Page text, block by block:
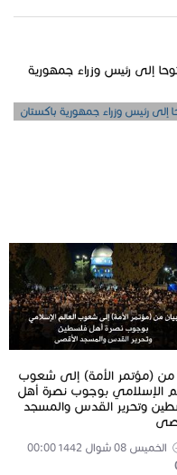
إلى رئيس وزراء جمهورية
من (مؤتمر الأمة) إلى شعوب
الإسلامي بوجوب نصرة أهل
وتحرير القدس والمسجد
الخميس 08 شوال 1442 00:00